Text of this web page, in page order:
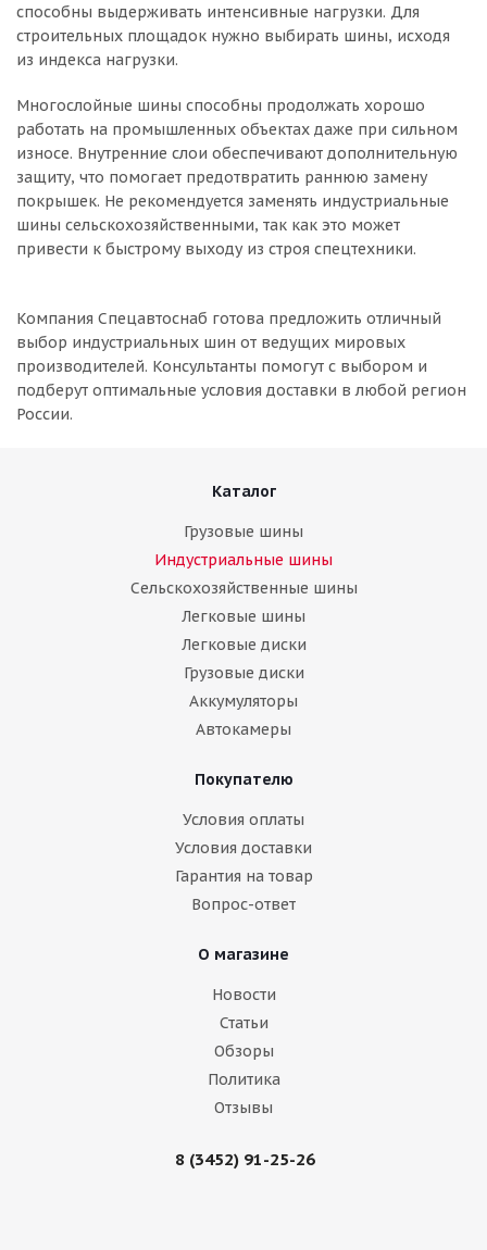
способны выдерживать интенсивные нагрузки. Для
строительных площадок нужно выбирать шины, исходя
из индекса нагрузки.
Многослойные шины способны продолжать хорошо
работать на промышленных объектах даже при сильном
износе. Внутренние слои обеспечивают дополнительную
защиту, что помогает предотвратить раннюю замену
покрышек. Не рекомендуется заменять индустриальные
шины сельскохозяйственными, так как это может
привести к быстрому выходу из строя спецтехники.
Компания Спецавтоснаб готова предложить отличный
выбор индустриальных шин от ведущих мировых
производителей. Консультанты помогут с выбором и
подберут оптимальные условия доставки в любой регион
России.
Каталог
Грузовые шины
Индустриальные шины
Сельскохозяйственные шины
Легковые шины
Легковые диски
Грузовые диски
Аккумуляторы
Автокамеры
Покупателю
Условия оплаты
Условия доставки
Гарантия на товар
Вопрос-ответ
О магазине
Новости
Статьи
Обзоры
Политика
Отзывы
8 (3452) 91-25-26